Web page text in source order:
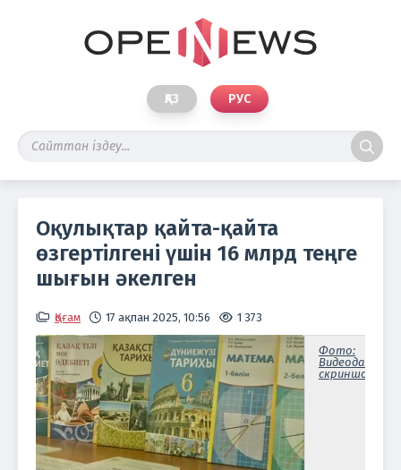
ҚАЗ РУС
Оқулықтар қайта-қайта
өзгертілгені үшін 16 млрд теңге
шығын әкелген
Қоғам 17 ақпан 2025, 10:56 1 373
Фото:
Видеодан
скриншот